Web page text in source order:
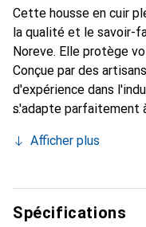
Cette housse en cuir
la qualité et le savoir-
Noreve. Elle protège
Conçue par des
d'expérience dans
s'adapte parfaitement
peau. Elle devient un
ses produits de haute
choix fiable pour une
Afficher plus
Spécifications